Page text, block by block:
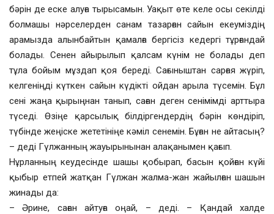
бәрін де еске алуға тырысамын. Уақыт өте келе осы секілді
болмашы нәрселерден санам тазарған сайын екеуміздің
арамызда алынбайтын қамалға бергісіз кедергі тұрғандай
болады. Сенен айырылып қалсам күнім не болады деп
тұла бойым мұздап қоя береді. Сағыныштан сарғая жүріп,
келгеніңді күткен сайын күдікті ойдан арыла түсемін. Бұл
сені жаңа қырыңнан танып, саған деген сенімімді арттыра
түседі. Өзіңе қарсылық білдіргендердің бәрін көндіріп,
түбінде жеңіске жететініңе кәміл сенемін. Бұған не айтасың?
– деді Гүлжанның жауырынынан алақанымен қағып.
Нұрланның кеудесінде шашы қобырап, басын қойған күйі
қыбыр етпей жатқан Гүлжан жалма-жан жайылған шашын
жинады да:
– Әрине, саған айтуға оңай, – деді. – Қандай халде